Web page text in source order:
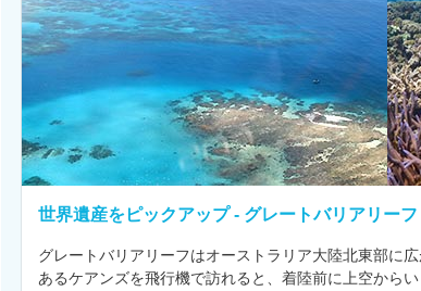
世界遺産をピックアップ - グレートバリアリーフ
グレートバリアリーフはオーストラリア大陸北東部に
あるケアンズを飛行機で訪れると、着陸前に上空から